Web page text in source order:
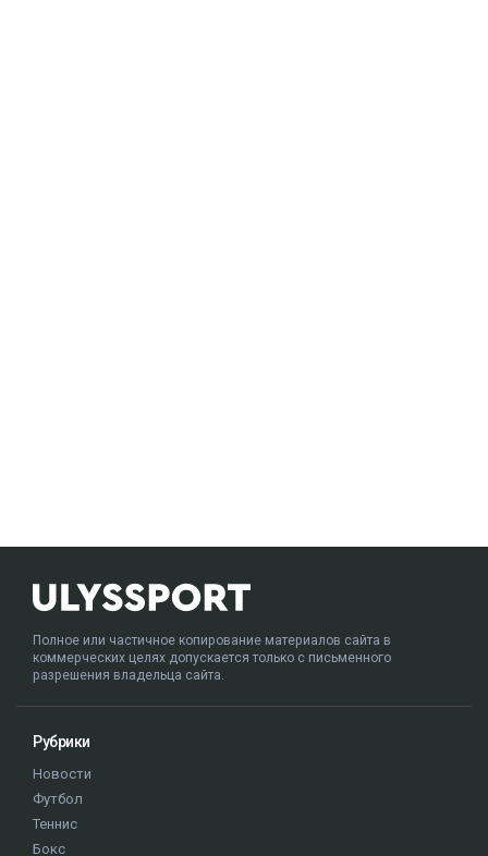
Полное или частичное копирование материалов сайта в
коммерческих целях допускается только с письменного
разрешения владельца сайта.
Рубрики
Новости
Футбол
Теннис
Бокс